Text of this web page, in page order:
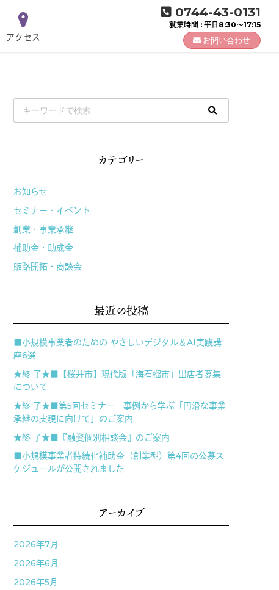
0744-43-0131
就業時間 : 平日8:30～17:15
お問い合わせ
アクセス
カテゴリー
お知らせ
セミナー・イベント
創業・事業承継
補助金・助成金
販路開拓・商談会
最近の投稿
■小規模事業者のための やさしいデジタル＆AI実践講
座6選
★終 了★■【桜井市】現代版「海石榴市」出店者募集
について
★終 了★■第5回セミナー 事例から学ぶ「円滑な事業
承継の実現に向けて」のご案内
★終 了★■『融資個別相談会』のご案内
■小規模事業者持続化補助金（創業型）第4回の公募ス
ケジュールが公開されました
アーカイブ
2026年7月
2026年6月
2026年5月